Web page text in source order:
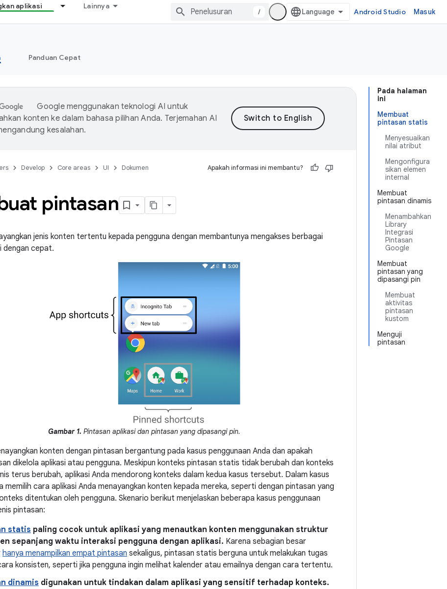
aplikasi Lainnya
/ Android Studio Masuk
Panduan Cepat
Pada halaman
ini
Membuat
pintasan statis
Menyesuaikan
nilai atribut
Mengonfigura
sikan elemen
internal
Membuat
pintasan dinamis
Menambahkan
Library
Integrasi
Pintasan
Google
Membuat
pintasan yang
dipasangi pin
Membuat
aktivitas
pintasan
kustom
Menguji
pintasan
Google menggunakan teknologi AI untuk
konten ke dalam bahasa pilihan Anda. Terjemahan AI
kesalahan.
Develop Core areas UI Dokumen Apakah informasi ini membantu?
pintasan
jenis konten tertentu kepada pengguna dengan membantunya mengakses berbagai
dengan cepat.
Gambar 1. Pintasan aplikasi dan pintasan yang dipasangi pin.
konten dengan pintasan bergantung pada kasus penggunaan Anda dan apakah
dikelola aplikasi atau pengguna. Meskipun konteks pintasan statis tidak berubah dan konteks
terus berubah, aplikasi Anda mendorong konteks dalam kedua kasus tersebut. Dalam kasus
memilih cara aplikasi Anda menayangkan konten kepada mereka, seperti dengan pintasan yang
ditentukan oleh pengguna. Skenario berikut menjelaskan beberapa kasus penggunaan
pintasan:
statis paling cocok untuk aplikasi yang menautkan konten menggunakan struktur
sepanjang waktu interaksi pengguna dengan aplikasi. Karena sebagian besar
hanya menampilkan empat pintasan sekaligus, pintasan statis berguna untuk melakukan tugas
konsisten, seperti jika pengguna ingin melihat kalender atau emailnya dengan cara tertentu.
dinamis digunakan untuk tindakan dalam aplikasi yang sensitif terhadap konteks.